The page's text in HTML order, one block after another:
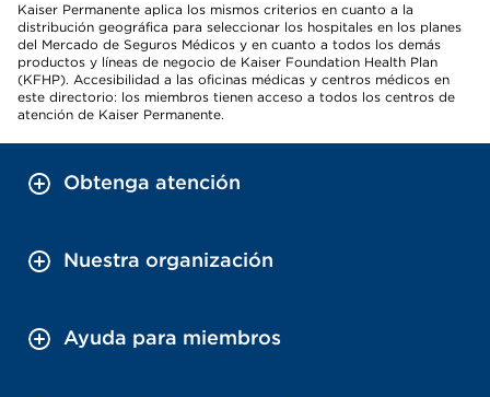
Kaiser Permanente aplica los mismos criterios en cuanto a la
distribución geográfica para seleccionar los hospitales en los planes
del Mercado de Seguros Médicos y en cuanto a todos los demás
productos y líneas de negocio de Kaiser Foundation Health Plan
(KFHP). Accesibilidad a las oficinas médicas y centros médicos en
este directorio: los miembros tienen acceso a todos los centros de
atención de Kaiser Permanente.
Obtenga atención
Nuestra organización
Ayuda para miembros